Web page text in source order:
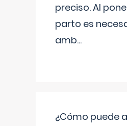
preciso. Al
parto es
amb...
¿Cómo puede